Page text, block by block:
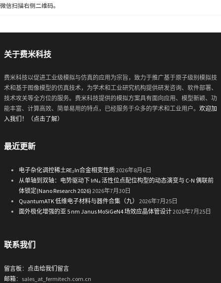
微信扫描右侧二维码。
关于费米科技
费米科技以促进工业级模拟与仿真的应用为宗旨，致力于推广基于原子级别模拟技
术和基于图像模型的仿真技术，为学术和工业研究机构提供研发咨询、软件部署、
技术攻关等全方位的服务。费米科技提供的模拟方案具有面向应用、模型新颖、功
能丰富、计算高效、简单易用的特点，已经服务于众多的学术和工业用户。 欢迎加
入我们！（点击了解）
最近更新
电子杂化调控稀土RE₂In合金相变性质2026年8月6日
从单轴到双轴：电势驱动下 IrN₄ 活性位点配位构型的动态演变与 C-N 偶联前
体锁定(Nano Research 2026) 2026年7月30日
QuantumATK 低维电子材料与器件合集（九）
2026年7月25日
面外极化增强的亚 5 nm Janus MoSiGeN4 场效应晶体管设计2026年7月25日
联系我们
留言板 ： 点击给我们留言
邮箱：sales_at_fermitech.com.cn